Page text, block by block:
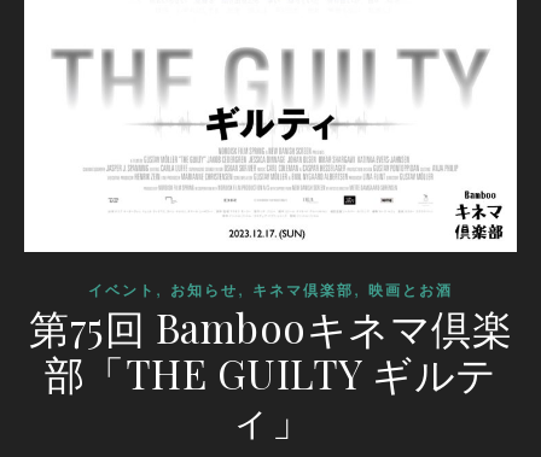
イベント , お知らせ, キネマ倶楽部, 映画とお酒
第75回 Bambooキネマ倶楽
部「THE GUILTY ギルテ
ィ」